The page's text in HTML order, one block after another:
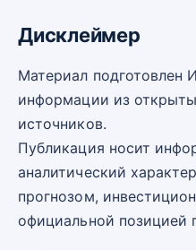
Дисклеймер
Материал подготовлен
информации из
источников.
Публикация носит
аналитический
прогнозом,
официальной позицией